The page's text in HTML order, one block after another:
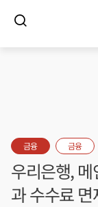
금융 금융
우리은행,
과 수수료 면